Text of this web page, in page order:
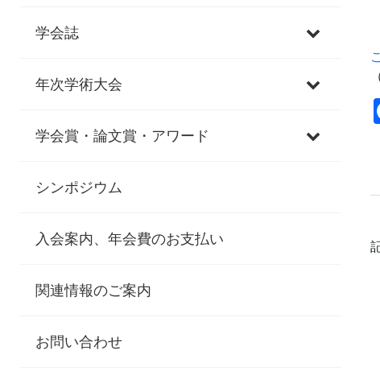
学会誌
年次学術大会
学会賞・論文賞・アワード
シンポジウム
入会案内、年会費のお支払い
関連情報のご案内
お問い合わせ